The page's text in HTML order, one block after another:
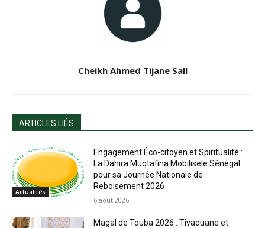
Cheikh Ahmed Tijane Sall
ARTICLES LIÉS
Actualités
Engagement Éco-citoyen et Spiritualité :
La Dahira Muqtafina Mobilisele Sénégal
pour sa Journée Nationale de
Reboisement 2026
6 août 2026
Magal de Touba 2026 : Tivaouane et